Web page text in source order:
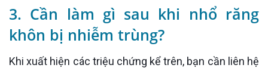
3. Cần làm gì sau khi nhổ răng
khôn bị nhiễm trùng?
Khi xuất hiện các triệu chứng kể trên, bạn cần liên hệ